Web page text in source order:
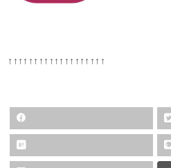
↑↑↑↑↑↑↑↑↑↑↑↑↑↑↑↑↑↑↑